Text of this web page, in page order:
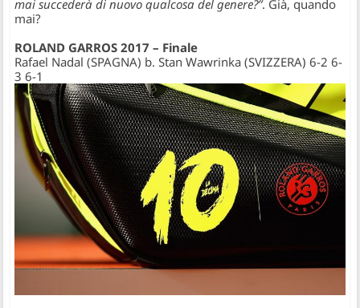
mai succederà di nuovo qualcosa del genere?”. Già, quando
mai?
ROLAND GARROS 2017 – Finale
Rafael Nadal (SPAGNA) b. Stan Wawrinka (SVIZZERA) 6-2 6-
3 6-1